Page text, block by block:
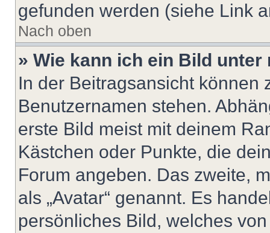
gefunden werden (siehe Link
Nach oben
» Wie kann ich ein Bild
In der Beitragsansicht können
Benutzernamen stehen.
erste Bild meist mit deinem
Kästchen oder Punkte, die
Forum angeben. Das zweite,
als „Avatar“ genannt. Es
persönliches Bild, welches